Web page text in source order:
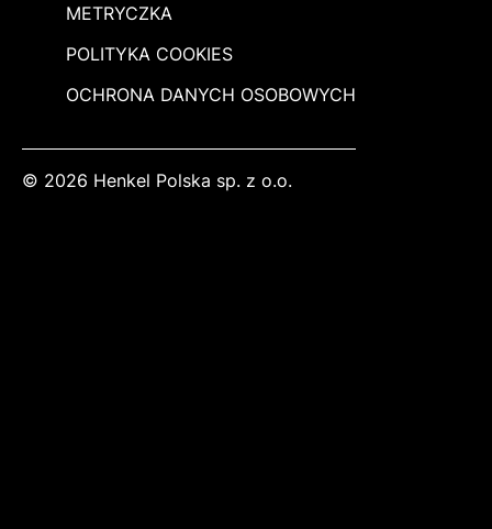
METRYCZKA
POLITYKA COOKIES
OCHRONA DANYCH OSOBOWYCH
© 2026 Henkel Polska sp. z o.o.